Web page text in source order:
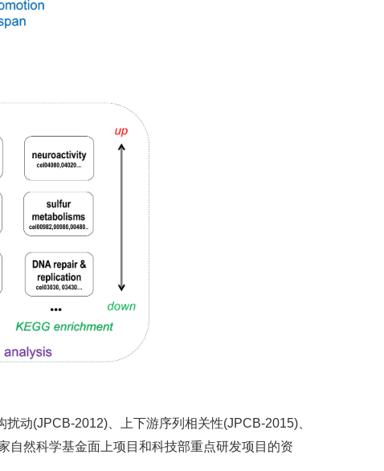
动(JPCB-2012)、上下游序列相关性(JPCB-2015)、
自然科学基金面上项目和科技部重点研发项目的资